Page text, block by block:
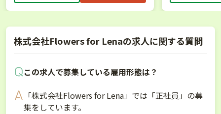
株式会社Flowers for Lenaの求人に関する質問
この求人で募集している雇用形態は？
「株式会社Flowers for Lena」では「正社員」の募
集をしています。